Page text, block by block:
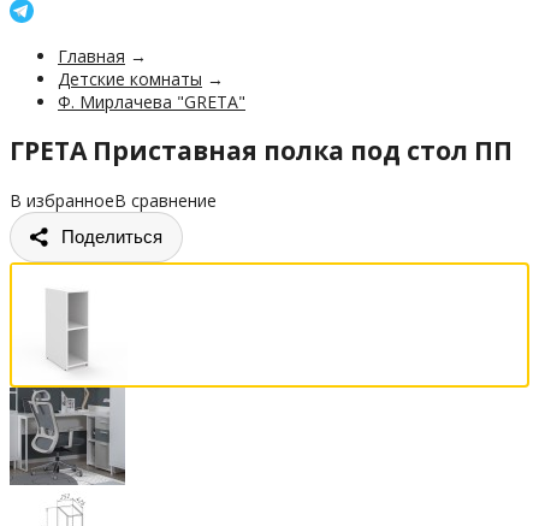
Главная →
Детские комнаты →
Ф. Мирлачева "GRETA"
ГРЕТА Приставная полка под стол ПП
В избранноеВ сравнение
Поделиться